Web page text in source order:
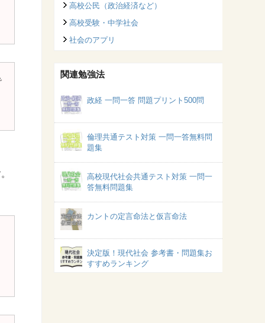
高校公民（政治経済など）
高校受験・中学社会
社会のアプリ
関連勉強法
政経 一問一答 問題プリント500問
倫理共通テスト対策 一問一答無料問
題集
高校現代社会共通テスト対策 一問一
答無料問題集
カントの定言命法と仮言命法
決定版！現代社会 参考書・問題集お
すすめランキング